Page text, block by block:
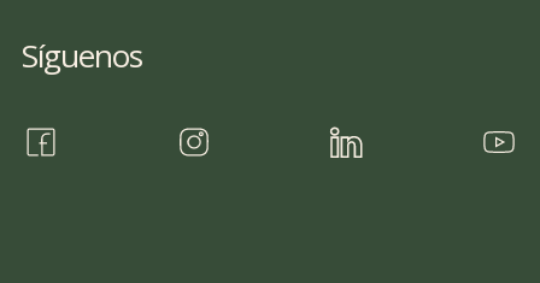
Síguenos